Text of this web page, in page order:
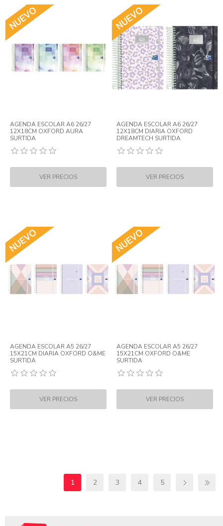
AGENDA ESCOLAR A6 26/27
12X18CM OXFORD AURA
SURTIDA
AGENDA ESCOLAR A6 26/27
12X18CM DIARIA OXFORD
DREAMTECH SURTIDA
AGENDA ESCOLAR A5 26/27
15X21CM DIARIA OXFORD O&ME
SURTIDA
AGENDA ESCOLAR A5 26/27
15X21CM OXFORD O&ME
SURTIDA
1 2 3 4 5